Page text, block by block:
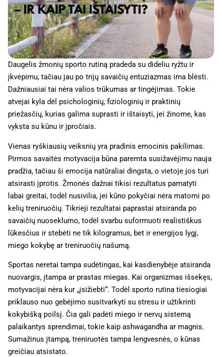
Daugelis žmonių sporto rutiną pradeda su dideliu ryžtu ir
įkvėpimu, tačiau jau po trijų savaičių entuziazmas ima blėsti.
Dažniausiai tai nėra valios trūkumas ar tingėjimas. Tokie
atvejai kyla dėl psichologinių, fiziologinių ir praktinių
priežasčių, kurias galima suprasti ir ištaisyti, jei žinome, kas
vyksta su kūnu ir įpročiais.
Vienas ryškiausių veiksnių yra pradinis emocinis pakilimas.
Pirmos savaitės motyvacija būna paremta susižavėjimu nauja
pradžia, tačiau ši emocija natūraliai dingsta, o vietoje jos turi
atsirasti įprotis. Žmonės dažnai tikisi rezultatus pamatyti
labai greitai, todėl nusivilia, jei kūno pokyčiai nėra matomi po
kelių treniruočių. Tikrieji rezultatai paprastai atsiranda po
savaičių nuoseklumo, todėl svarbu suformuoti realistiškus
lūkesčius ir stebėti ne tik kilogramus, bet ir energijos lygį,
miego kokybę ar treniruočių našumą.
Sportas neretai tampa sudėtingas, kai kasdienybėje atsiranda
nuovargis, įtampa ar prastas miegas. Kai organizmas išsekęs,
motyvacijai nėra kur „įsižiebti“. Todėl sporto rutina tiesiogiai
priklauso nuo gebėjimo susitvarkyti su stresu ir užtikrinti
kokybišką poilsį. Čia gali padėti miego ir nervų sistemą
palaikantys sprendimai, tokie kaip ashwagandha ar magnis.
Sumažinus įtampą, treniruotės tampa lengvesnės, o kūnas
greičiau atsistato.